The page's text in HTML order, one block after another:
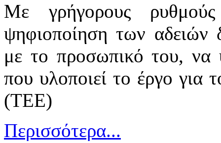
Με γρήγορους
ψηφιοποίηση των
με το προσωπικό του, να
που υλοποιεί το έργο για
(ΤΕΕ)
Περισσότερα...